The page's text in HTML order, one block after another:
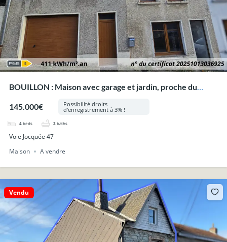
BOUILLON : Maison avec garage et jardin, proche du
145.000€
Possibilité droits
d'enregistrement à 3% !
4 beds 2 baths
Voie Jocquée 47
Maison
A vendre
Vendu